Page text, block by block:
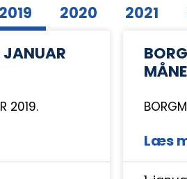
2019 2020 2021
JANUAR
2019.
Læs